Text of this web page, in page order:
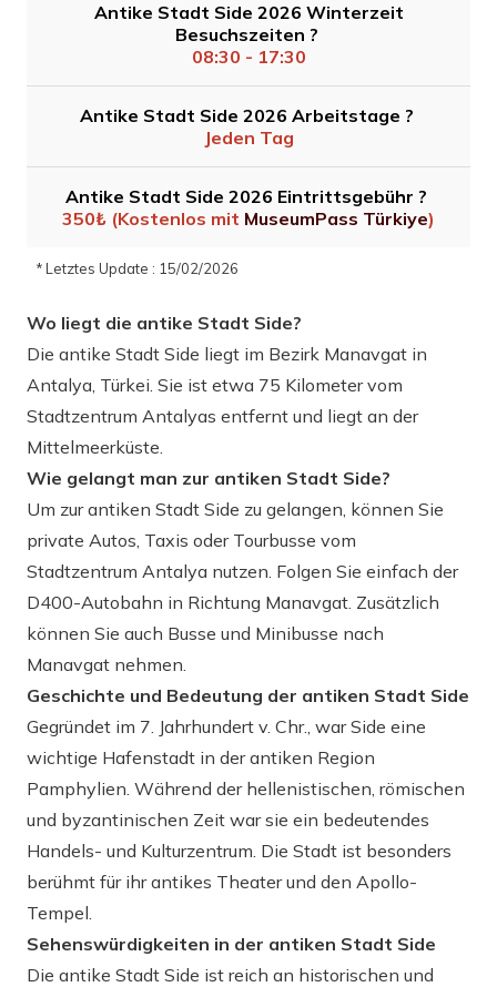
Antike Stadt Side 2026 Winterzeit
Besuchszeiten ?
08:30 - 17:30
Antike Stadt Side 2026 Arbeitstage ?
Jeden Tag
Antike Stadt Side 2026 Eintrittsgebühr ?
350₺ (Kostenlos mit MuseumPass Türkiye)
* Letztes Update : 15/02/2026
Wo liegt die antike Stadt Side?
Die antike Stadt Side liegt im Bezirk Manavgat in
Antalya, Türkei. Sie ist etwa 75 Kilometer vom
Stadtzentrum Antalyas entfernt und liegt an der
Mittelmeerküste.
Wie gelangt man zur antiken Stadt Side?
Um zur antiken Stadt Side zu gelangen, können Sie
private Autos, Taxis oder Tourbusse vom
Stadtzentrum Antalya nutzen. Folgen Sie einfach der
D400-Autobahn in Richtung Manavgat. Zusätzlich
können Sie auch Busse und Minibusse nach
Manavgat nehmen.
Geschichte und Bedeutung der antiken Stadt Side
Gegründet im 7. Jahrhundert v. Chr., war Side eine
wichtige Hafenstadt in der antiken Region
Pamphylien. Während der hellenistischen, römischen
und byzantinischen Zeit war sie ein bedeutendes
Handels- und Kulturzentrum. Die Stadt ist besonders
berühmt für ihr antikes Theater und den Apollo-
Tempel.
Sehenswürdigkeiten in der antiken Stadt Side
Die antike Stadt Side ist reich an historischen und